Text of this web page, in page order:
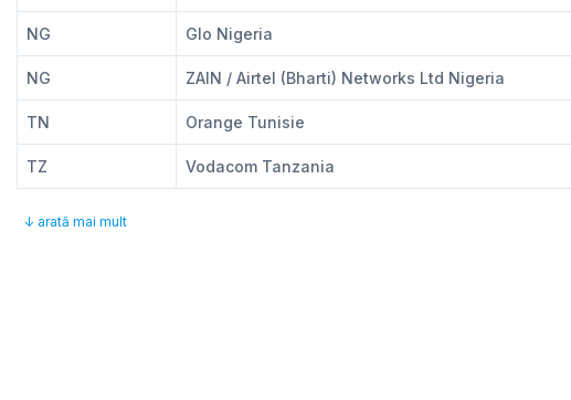
NG Glo Nigeria
NG ZAIN / Airtel (Bharti) Networks Ltd Nigeria
TN Orange Tunisie
TZ Vodacom Tanzania
↓ arată mai mult